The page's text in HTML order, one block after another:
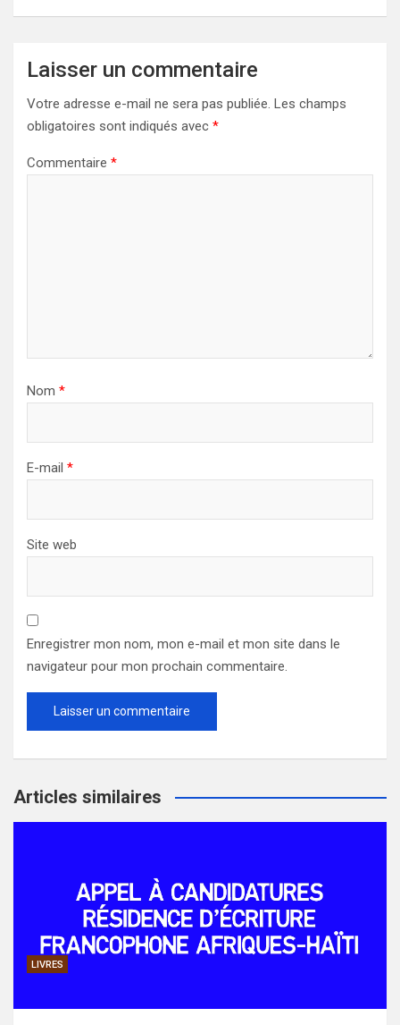
Laisser un commentaire
Votre adresse e-mail ne sera pas publiée. Les champs
obligatoires sont indiqués avec *
Commentaire *
Nom *
E-mail *
Site web
Enregistrer mon nom, mon e-mail et mon site dans le
navigateur pour mon prochain commentaire.
Articles similaires
LIVRES